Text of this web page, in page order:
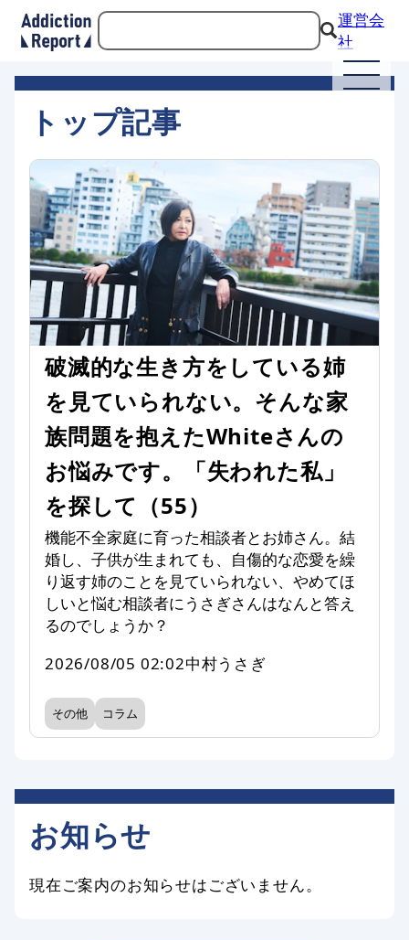
運営会
社
トップ記事
破滅的な生き方をしている姉
を見ていられない。そんな家
族問題を抱えたWhiteさんの
お悩みです。「失われた私」
を探して（55）
機能不全家庭に育った相談者とお姉さん。結
婚し、子供が生まれても、自傷的な恋愛を繰
り返す姉のことを見ていられない、やめてほ
しいと悩む相談者にうさぎさんはなんと答え
るのでしょうか？
2026/08/05 02:02中村うさぎ
その他 コラム
お知らせ
現在ご案内のお知らせはございません。